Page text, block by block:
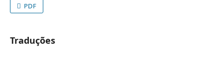
PDF
Traduções